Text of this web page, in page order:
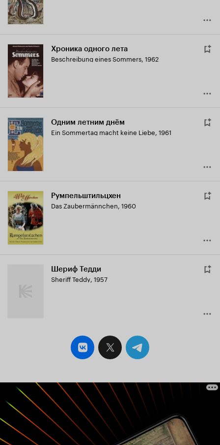
Хроника одного лета
Beschreibung eines Sommers, 1962
Одним летним днём
Ein Sommertag macht keine Liebe, 1961
Румпельштильцхен
Das Zaubermännchen, 1960
Шериф Тедди
Sheriff Teddy, 1957